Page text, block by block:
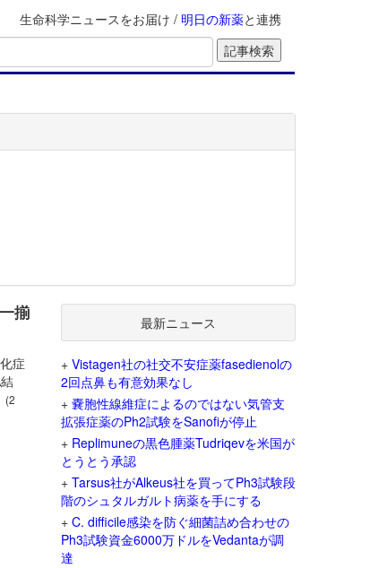
生命科学ニュースをお届け / 明日の新薬と連携
揃
症
(2
最新ニュース
+ Vistagen社の社交不安症薬fasedienolの
2回点鼻も有意効果なし
+ 嚢胞性線維症によるのではない気管支
拡張症薬のPh2試験をSanofiが停止
+ Replimuneの黒色腫薬Tudriqevを米国が
とうとう承認
+ Tarsus社がAlkeus社を買ってPh3試験段
階のシュタルガルト病薬を手にする
+ C. difficile感染を防ぐ細菌詰め合わせの
Ph3試験資金6000万ドルをVedantaが調
達